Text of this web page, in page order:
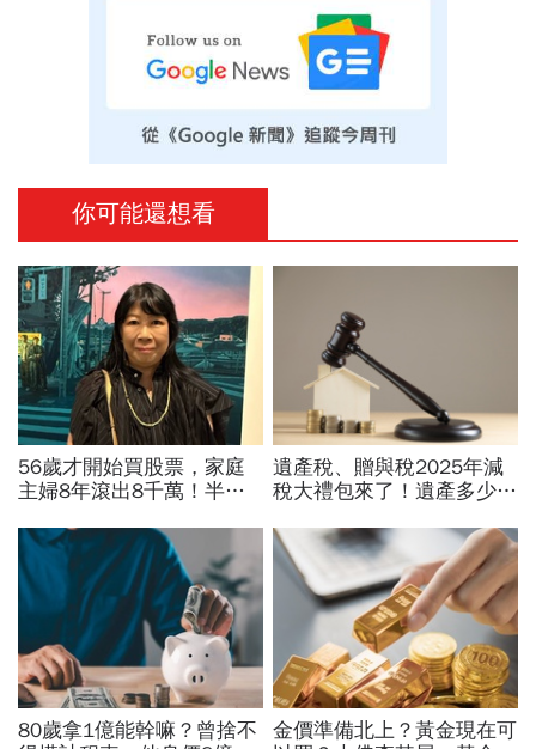
你可能還想看
56歲才開始買股票，家庭
主婦8年滾出8千萬！半年
殺在最低點」...她靠3個心
法翻身
遺產稅、贈與稅2025年減
稅大禮包來了！遺產多少才
稅額、扣除額總整理
80歲拿1億能幹嘛？曾捨不
金價準備北上？黃金現在可